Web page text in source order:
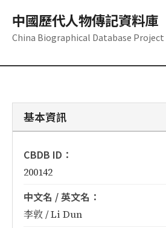
中國歷代人物傳記資料庫
China Biographical Database Project
基本資訊
CBDB ID：
200142
中文名 / 英文名：
李敦 / Li Dun